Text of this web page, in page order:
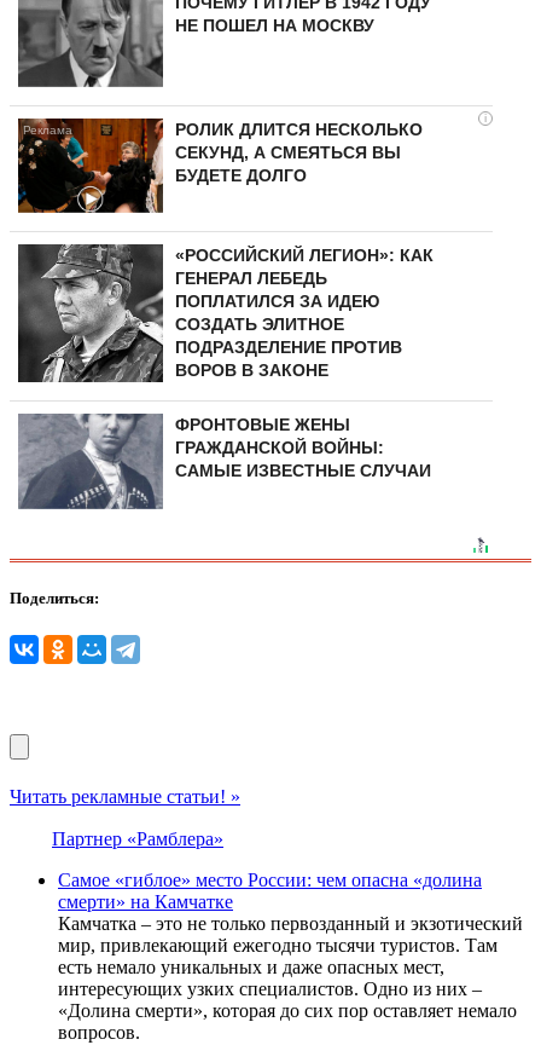
НЕ ПОШЕЛ НА МОСКВУ
i
РОЛИК ДЛИТСЯ НЕСКОЛЬКО
СЕКУНД, А СМЕЯТЬСЯ ВЫ
БУДЕТЕ ДОЛГО
«РОССИЙСКИЙ ЛЕГИОН»: КАК
ГЕНЕРАЛ ЛЕБЕДЬ
ПОПЛАТИЛСЯ ЗА ИДЕЮ
СОЗДАТЬ ЭЛИТНОЕ
ПОДРАЗДЕЛЕНИЕ ПРОТИВ
ВОРОВ В ЗАКОНЕ
ФРОНТОВЫЕ ЖЕНЫ
ГРАЖДАНСКОЙ ВОЙНЫ:
САМЫЕ ИЗВЕСТНЫЕ СЛУЧАИ
Поделиться:
Читать рекламные статьи! »
Партнер «Рамблера»
Самое «гиблое» место России: чем опасна «долина
смерти» на Камчатке
Камчатка – это не только первозданный и экзотический
мир, привлекающий ежегодно тысячи туристов. Там
есть немало уникальных и даже опасных мест,
интересующих узких специалистов. Одно из них –
«Долина смерти», которая до сих пор оставляет немало
вопросов.